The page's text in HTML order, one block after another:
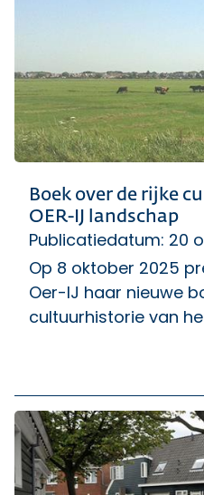
Boek over de rijke
OER-IJ landschap
Publicatiedatum: 20
Op 8 oktober 2025
Oer-IJ haar nieuwe
cultuurhistorie van